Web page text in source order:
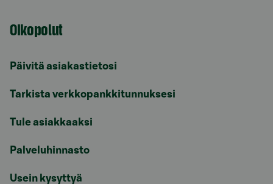
Oikopolut
Päivitä asiakastietosi
Tarkista verkkopankkitunnuksesi
Tule asiakkaaksi
Palveluhinnasto
Usein kysyttyä